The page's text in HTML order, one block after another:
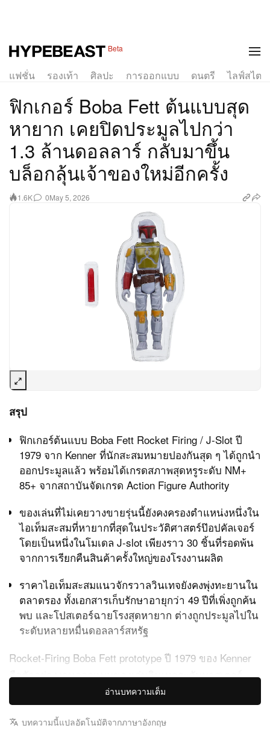
Beta
แฟชั่น รองเท้า ศิลปะ การออกแบบ ดนตรี ไลฟ์สไตล์
ฟิกเกอร์ Boba Fett ต้นแบบสุด
หายาก เคยปิดประมูลไปกว่า
1.3 ล้านดอลลาร์ กลับมาขึ้น
บล็อกลุ้นเจ้าของใหม่อีกครั้ง
1.6K 0May 5, 2026
สรุป
ฟิกเกอร์ต้นแบบ Boba Fett Rocket Firing / J-Slot ปี
1979 จาก Kenner ที่นักสะสมหมายปองกันสุด ๆ ได้ถูกนำ
ออกประมูลแล้ว พร้อมได้เกรดสภาพสุดหรูระดับ NM+
85+ จากสถาบันจัดเกรด Action Figure Authority
ของเล่นที่ไม่เคยวางขายรุ่นนี้ยังคงครองตำแหน่งหนึ่งใน
ไอเท็มสะสมที่หายากที่สุดในประวัติศาสตร์ป๊อปคัลเจอร์
โดยเป็นหนึ่งในโมเดล J-slot เพียงราว 30 ชิ้นที่รอดพ้น
จากการเรียกคืนสินค้าครั้งใหญ่ของโรงงานผลิต
ราคาไอเท็มสะสมแนวจักรวาลวินเทจยังคงพุ่งทะยานใน
ตลาดรอง ทั้งเอกสารเก็บรักษาอายุกว่า 49 ปีที่เพิ่งถูกค้น
พบ และโปสเตอร์ฉายโรงสุดหายาก ต่างถูกประมูลไปใน
ระดับหลายหมื่นดอลลาร์สหรัฐ
Rocket-Firing Boba Fett prototype ปี 1979 ของ Kenner
คือตัวอย่างงานออกแบบของเล่นวินเทจระดับมาสเตอร์
คลาส และเป็นชิ้นส่วนประวัติศาสตร์วัฒนธรรม Star Wars
ในตำนาน ที่มาพร้อมการยกระดับมาตรฐานตลาดของ
สะสมแบบทิ้งห่าง ของเล่นต้นแบบ J-slot ที่ไม่เคยวางขาย
อ่านบทความเต็ม
บทความนี้แปลอัตโนมัติจากภาษาอังกฤษ